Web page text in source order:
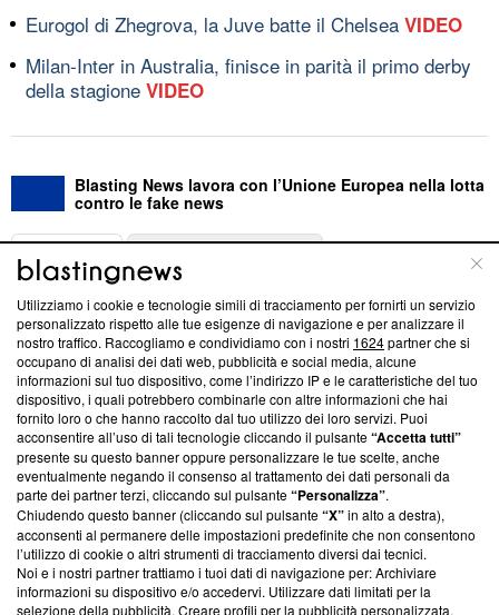
Eurogol di Zhegrova, la Juve batte il Chelsea VIDEO
Milan-Inter in Australia, finisce in parità il primo derby
della stagione VIDEO
Blasting News lavora con l’Unione Europea nella lotta
contro le fake news
ABOUT
Questa sezione offre informazioni trasparenti su Blasting
News, sui nostri processi editoriali e su come ci impegniamo a
creare news di qualità. Inoltre, afferma la nostra aderenza a
‘Trust Project - News with Integrity’Blasting News non è
ancora membro del programma, ma ha richiesto di farne
parte; Trust Project non ha ancora effettuato una verifica di
conformità agli standard.
Su di noi
Team editoriale
Corporate
Utilizziamo i cookie e tecnologie simili di tracciamento per fornirti un servizio
personalizzato rispetto alle tue esigenze di navigazione e per analizzare il
nostro traffico. Raccogliamo e condividiamo con i nostri 1624partner che si
occupano di analisi dei dati web, pubblicità e social media, alcune
informazioni sul tuo dispositivo, come l’indirizzo IP e le caratteristiche del tuo
dispositivo, i quali potrebbero combinarle con altre informazioni che hai
fornito loro o che hanno raccolto dal tuo utilizzo dei loro servizi. Puoi
acconsentire all’uso di tali tecnologie cliccando il pulsante“Accetta tutti”
presente su questo banner oppure personalizzare le tue scelte, anche
eventualmente negando il consenso al trattamento dei dati personali da
parte dei partner terzi, cliccando sul pulsante“Personalizza”.
Chiudendo questo banner (cliccando sul pulsante“X”in alto a destra),
acconsenti al permanere delle impostazioni predefinite che non consentono
l’utilizzo di cookie o altri strumenti di tracciamento diversi dai tecnici.
Noi e i nostri partner trattiamo i tuoi dati di navigazione per: Archiviare
informazioni su dispositivo e/o accedervi. Utilizzare dati limitati per la
selezione della pubblicità. Creare profili per la pubblicità personalizzata.